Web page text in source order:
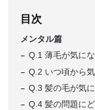
目次
メンタル篇
Q.1 薄毛が気に
Q.2 いつ頃から
Q.3 髪の毛が気
Q.4 髪の問題に